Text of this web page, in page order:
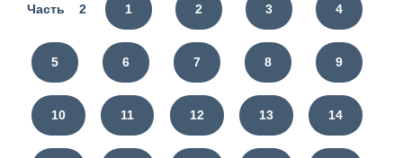
Часть 2 1 2 3 4
5 6 7 8 9
10 11 12 13 14